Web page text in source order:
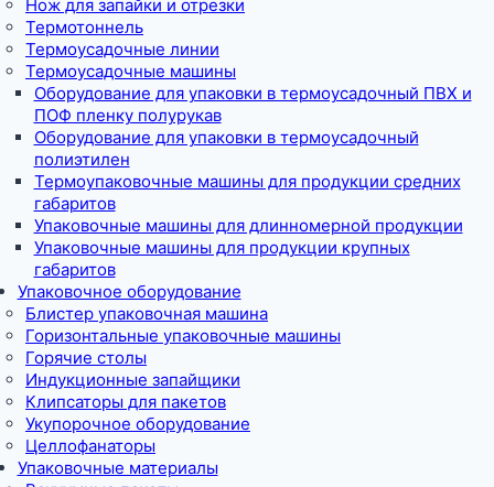
Нож для запайки и отрезки
Термотоннель
Термоусадочные линии
Термоусадочные машины
Оборудование для упаковки в термоусадочный ПВХ и
ПОФ пленку полурукав
Оборудование для упаковки в термоусадочный
полиэтилен
Термоупаковочные машины для продукции средних
габаритов
Упаковочные машины для длинномерной продукции
Упаковочные машины для продукции крупных
габаритов
Упаковочное оборудование
Блистер упаковочная машина
Горизонтальные упаковочные машины
Горячие столы
Индукционные запайщики
Клипсаторы для пакетов
Укупорочное оборудование
Целлофанаторы
Упаковочные материалы